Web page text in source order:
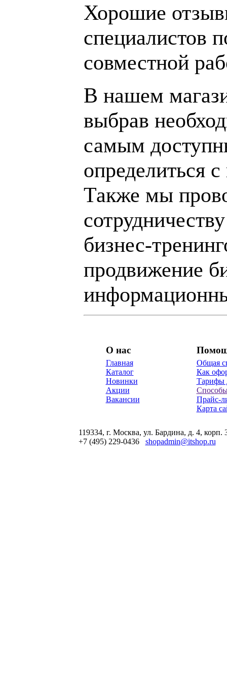
Хорошие
специалистов
совместной
В нашем
выбрав
самым
определиться
Также мы
бизнес-
продвижение
О нас
Главная
Каталог
Новинки
Акции
Вакансии
Общая
Как
Тарифы
Прайс-
Карта
119334, г. Москва, ул. Бардина, д. 4, корп.
+7 (495) 229-0436 shopadmin@itshop.ru